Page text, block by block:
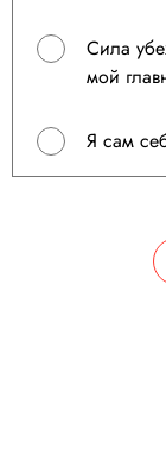
Сила
мой
Я сам
Пройдите